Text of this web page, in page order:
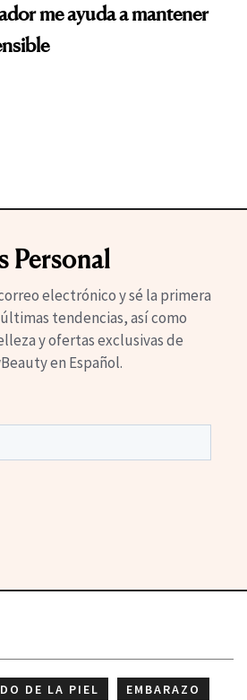
me ayuda a mantener
Personal
electrónico y sé la primera
tendencias, así como
y ofertas exclusivas de
en Español.
DE LA PIEL EMBARAZO